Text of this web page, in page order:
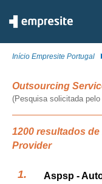
Início Empresite Portugal
Outsourcing
(Pesquisa solicitada pelo
1200 resultados
Provider
Aspsp -